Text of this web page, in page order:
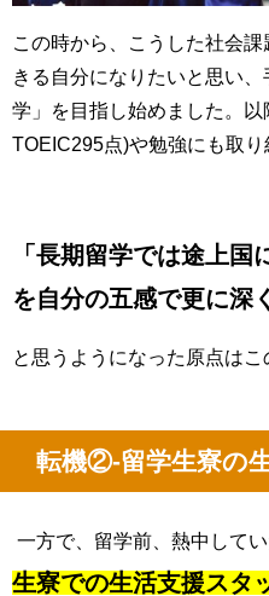
この時から、こうした社会
きる自分になりたいと思い
学」を目指し始めました。
TOEIC295点)や勉強にも取り
「長期留学では途上国
を自分の五感で更に深
と思うようになった原点はこ
転機②-留学生寮の
一方で、留学前、熱中して
生寮での生活支援スタ